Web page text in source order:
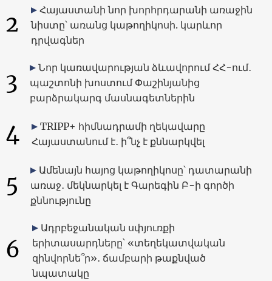
2
Հայաստանի նոր խորհրդարանի առաջին
նիստը՝ առանց կաթողիկոսի. կարևոր
դրվագներ
3
Նոր կառավարության ձևավորում ՀՀ-ում․
պաշտոնի խոստում Փաշինյանից
բարձրակարգ մասնագետներին
4
TRIPP+ հիմնադրամի ղեկավարը
Հայաստանում է․ ի՞նչ է քննարկվել
5
Ամենայն հայոց կաթողիկոսը՝ դատարանի
առաջ․ մեկնարկել է Գարեգին Բ-ի գործի
քննությունը
6
Ադրբեջանական սփյուռքի
երիտասարդները՝ «տեղեկատվական
զինվորնե՞ր»․ ճամբարի թաքնված
նպատակը